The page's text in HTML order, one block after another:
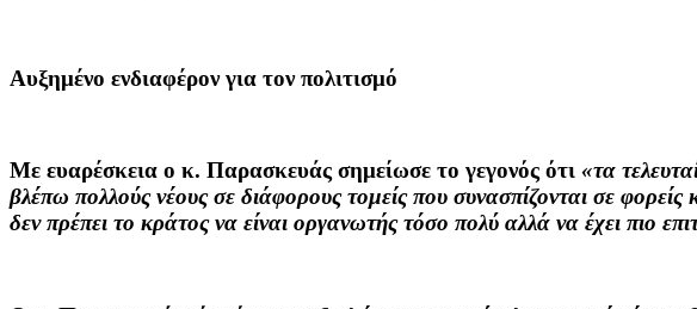
Αυξημένο ενδιαφέρον για τον πολιτισμό
Με ευαρέσκεια ο κ. Παρασκευάς σημείωσε το γεγονός ότι «τα
βλέπω πολλούς νέους σε διάφορους τομείς που συνασπίζονται σε
δεν πρέπει το κράτος να είναι οργανωτής τόσο πολύ αλλά να έχει πιο